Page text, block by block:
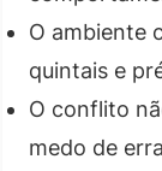
O ambiente
quintais e
O conflito
medo de